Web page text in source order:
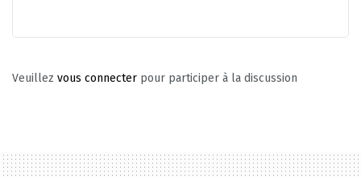
Veuillez vous connecter pour participer à la discussion